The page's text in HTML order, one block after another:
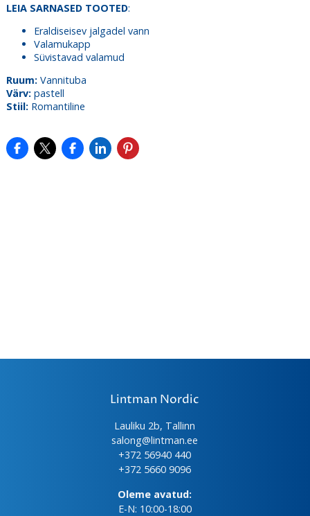
LEIA SARNASED TOOTED:
Eraldiseisev jalgadel vann
Valamukapp
Süvistavad valamud
Ruum:Vannituba
Värv:pastell
Stiil:Romantiline
Lintman Nordic
Lauliku 2b, Tallinn
salong@lintman.ee
+372 56940 440
+372 5660 9096
Oleme avatud:
E-N: 10:00-18:00